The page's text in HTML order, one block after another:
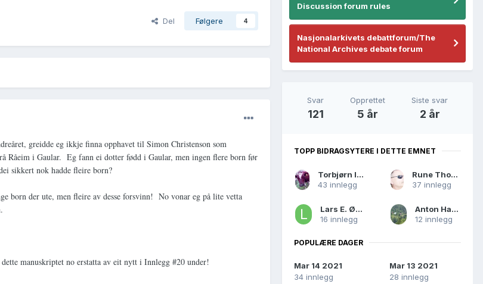
Del Følgere 4
greidde eg ikkje finna opphavet til Simon Christenson som
Råeim i Gaular. Eg fann ei dotter fødd i Gaular, men ingen flere born før
sikkert nok hadde fleire born?
born der ute, men fleire av desse forsvinn! No vonar eg på lite vetta
manuskriptet no erstatta av eit nytt i Innlegg #20 under!
Discussion forum rules
Nasjonalarkivets debattforum/The
National Archives debate forum
Svar
121
Opprettet
5 år
Siste svar
2 år
TOPP BIDRAGSYTERE I DETTE EMNET
Torbjørn Igelkjøn
43 innlegg
Rune Thorstensen
37 innlegg
Lars E. Øyane
16 innlegg
Anton Hagelee
12 innlegg
POPULÆRE DAGER
Mar 14 2021
34 innlegg
Mar 13 2021
28 innlegg